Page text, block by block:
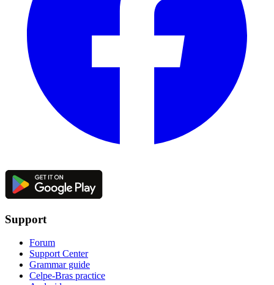
Support
Forum
Support Center
Grammar guide
Celpe-Bras practice